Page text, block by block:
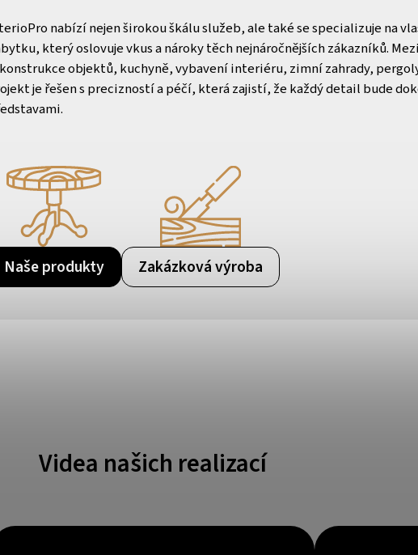
nabízí nejen širokou škálu služeb, ale také se specializuje na
který oslovuje vkus a nároky těch nejnáročnějších zákazníků.
objektů, kuchyně, vybavení interiéru, zimní zahrady,
je řešen s precizností a péčí, která zajistí, že každý detail bude
Naše produkty Zakázková výroba
Videa našich realizací